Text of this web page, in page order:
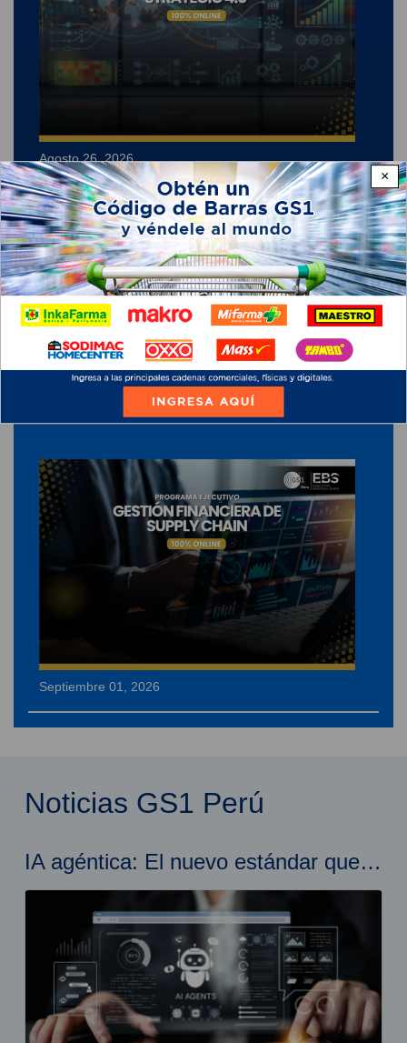
Agosto 26, 2026
GS1 EBS Executive Business School
GS1 EBS Executive Business School
GESTIÓN FINANCIERA DE SUPPLY CHAIN
Septiembre 01, 2026
Noticias GS1 Perú
IA agéntica: El nuevo estándar que redefine el e-commerce en 2026
×